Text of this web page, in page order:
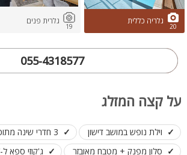
20
גלריה כללית
19
גלרית פנים
055-4318577
על קצה המזלג
וילת נופש במושב דישון
3 חדרי שינה מתוכם סוויטה
סלון מפנק + מטבח מאובזר
ג'קוזי ספא ל-7 רוחצים